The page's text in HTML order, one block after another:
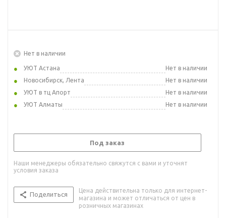
Нет в наличии
УЮТ Астана
Нет в наличии
Новосибирск, Лента
Нет в наличии
УЮТ в тц Апорт
Нет в наличии
УЮТ Алматы
Нет в наличии
Под заказ
Наши менеджеры обязательно свяжутся с вами и уточнят
условия заказа
Поделиться
Цена действительна только для интернет-
магазина и может отличаться от цен в
розничных магазинах